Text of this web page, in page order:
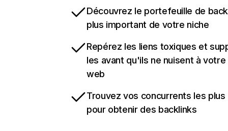
Découvrez le portefeuille de
plus important de votre niche
Repérez les liens toxiques et
les avant qu'ils ne nuisent à
web
Trouvez vos concurrents les
pour obtenir des backlinks